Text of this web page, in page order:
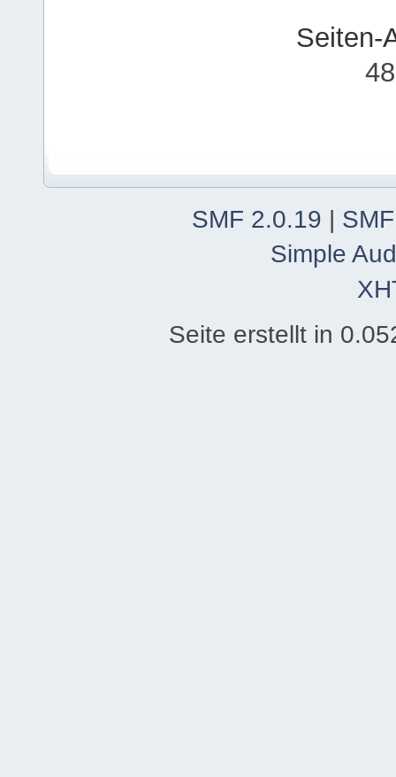
Seiten-
SMF 2.0.19
Simple
Seite erstellt in